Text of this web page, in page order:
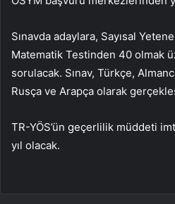
Sınavda adaylara, Sayısal
Matematik Testinden 40 olmak
sorulacak. Sınav, Türkçe,
Rusça ve Arapça olarak
TR-YÖS’ün geçerlilik müddeti
yıl olacak.